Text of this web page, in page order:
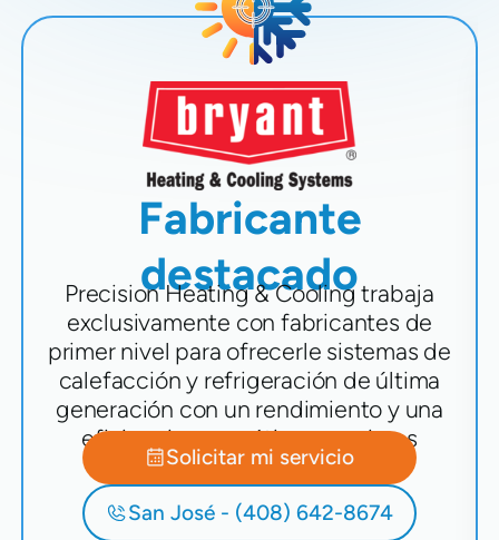
Fabricante
destacado
Precision Heating & Cooling trabaja
exclusivamente con fabricantes de
primer nivel para ofrecerle sistemas de
calefacción y refrigeración de última
generación con un rendimiento y una
eficiencia energética superiores
Solicitar mi servicio
San José - (408) 642-8674